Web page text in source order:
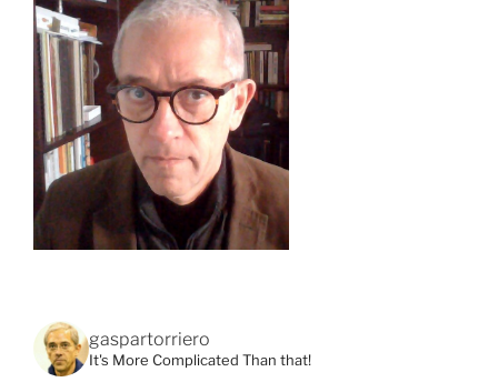
gaspartorriero
It's More Complicated Than that!